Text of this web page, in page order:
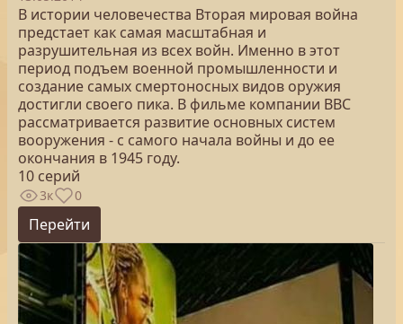
В истории человечества Вторая мировая война
предстает как самая масштабная и
разрушительная из всех войн. Именно в этот
период подъем военной промышленности и
создание самых смертоносных видов оружия
достигли своего пика. В фильме компании ВВС
рассматривается развитие основных систем
вооружения - с самого начала войны и до ее
окончания в 1945 году.
10 серий
3к 0
Перейти